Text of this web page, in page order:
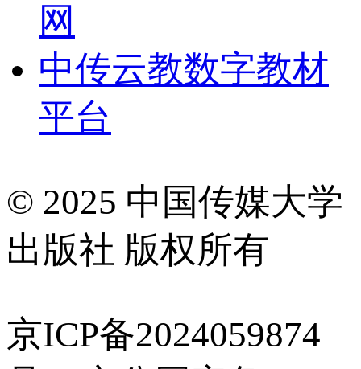
网
中传云教数字教材
平台
© 2025 中国传媒大学
出版社 版权所有
京ICP备2024059874